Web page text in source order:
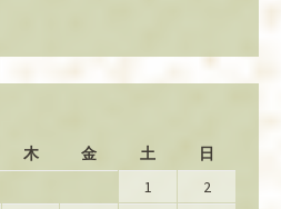
木 金 土 日
1
2